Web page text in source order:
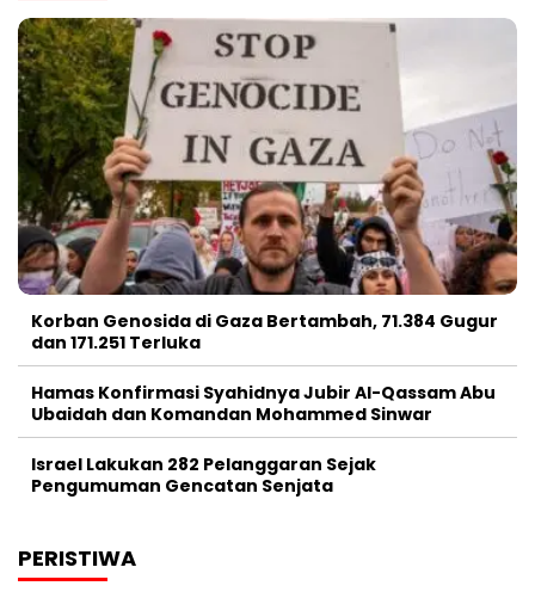
Korban Genosida di Gaza Bertambah, 71.384 Gugur
dan 171.251 Terluka
Hamas Konfirmasi Syahidnya Jubir Al-Qassam Abu
Ubaidah dan Komandan Mohammed Sinwar
Israel Lakukan 282 Pelanggaran Sejak
Pengumuman Gencatan Senjata
PERISTIWA